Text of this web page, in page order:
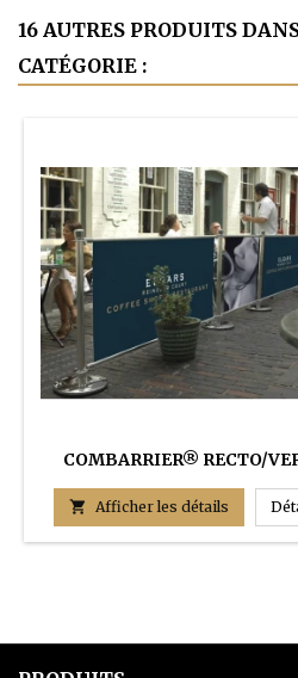
16 AUTRES PRODUITS
CATÉGORIE :
COMBARRIER® RECTO/
 Afficher les détails